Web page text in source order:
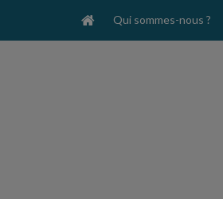
Qui sommes-nous ?